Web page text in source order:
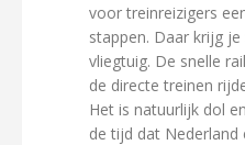
voor treinreizigers
stappen. Daar krijg
vliegtuig. De snelle
de directe treinen
Het is natuurlijk dol
de tijd dat